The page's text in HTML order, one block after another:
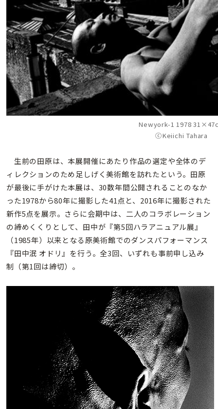
Newyork-1 1978
ⓒKeiichi Tahara
生前の田原は、本展開催にあたり作品の選定や全体のデ
ィレクションのため足しげく美術館を訪れたという。田原
が最後に手がけた本展は、30数年間公開されることのなか
った1978から80年に撮影した41点と、2016年に撮影された
新作5点を展示。さらに会期中は、二人のコラボレーション
の締めくくりとして、田中が『第5回ハラアニュアル展』
（1985年）以来となる原美術館でのダンスパフォーマンス
『田中泯 オドリ』を行う。全3回、いずれも事前申し込み
制（第1回は締切）。